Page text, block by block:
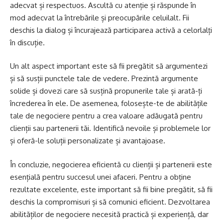
adecvat și respectuos. Ascultă cu atenție și răspunde în
mod adecvat la întrebările și preocupările celuilalt. Fii
deschis la dialog și încurajează participarea activă a celorlalți
în discuție.
Un alt aspect important este să fii pregătit să argumentezi
și să susții punctele tale de vedere. Prezintă argumente
solide și dovezi care să susțină propunerile tale și arată-ți
încrederea în ele. De asemenea, folosește-te de abilitățile
tale de negociere pentru a crea valoare adăugată pentru
clienții sau partenerii tăi. Identifică nevoile și problemele lor
și oferă-le soluții personalizate și avantajoase.
În concluzie, negocierea eficientă cu clienții și partenerii este
esențială pentru succesul unei afaceri. Pentru a obține
rezultate excelente, este important să fii bine pregătit, să fii
deschis la compromisuri și să comunici eficient. Dezvoltarea
abilităților de negociere necesită practică și experiență, dar